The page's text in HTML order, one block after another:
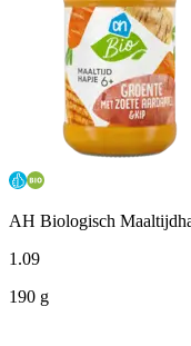
AH Biologisch
1.09
190 g